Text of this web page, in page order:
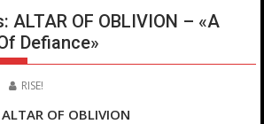
ALTAR OF OBLIVION – «A
Defiance»
RISE!
ALTAR OF OBLIVION